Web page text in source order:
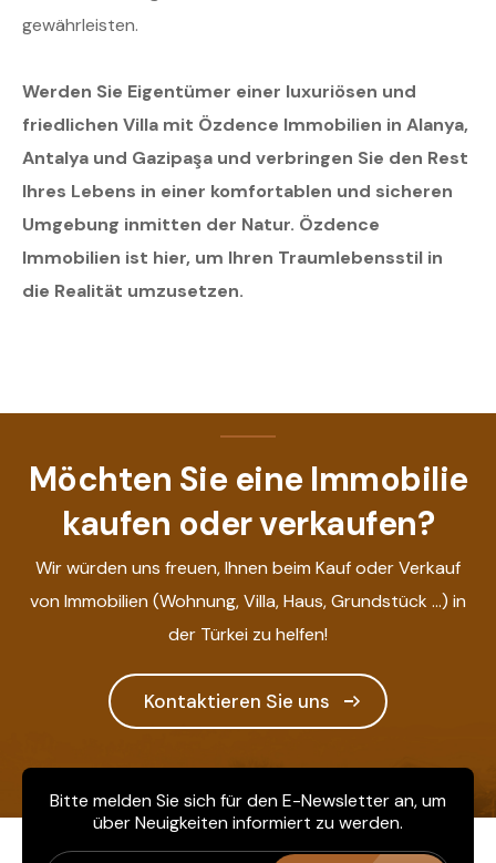
gewährleisten.
Werden Sie Eigentümer einer luxuriösen und
friedlichen Villa mit Özdence Immobilien in Alanya,
Antalya und Gazipaşa und verbringen Sie den Rest
Ihres Lebens in einer komfortablen und sicheren
Umgebung inmitten der Natur. Özdence
Immobilien ist hier, um Ihren Traumlebensstil in
die Realität umzusetzen.
Möchten Sie eine Immobilie
kaufen oder verkaufen?
Wir würden uns freuen, Ihnen beim Kauf oder Verkauf
von Immobilien (Wohnung, Villa, Haus, Grundstück ...) in
der Türkei zu helfen!
Kontaktieren Sie uns
Bitte melden Sie sich für den E-Newsletter an, um
über Neuigkeiten informiert zu werden.